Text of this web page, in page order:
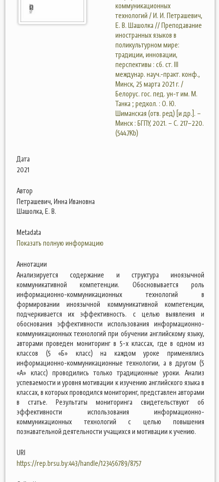
коммуникационных
технологий / И. И. Петрашевич,
Е. В. Шашолка // Преподавание
иностранных языков в
поликультурном мире:
традиции, инновации,
перспективы : сб. ст. III
междунар. науч.-практ. конф.,
Минск, 25 марта 2021 г. /
Белорус. гос. пед. ун-т им. М.
Танка ; редкол. : О. Ю.
Шиманская (отв. ред) [и др.]. –
Минск : БГПУ, 2021. – С. 217–220.
(544.7Kb)
Дата
2021
Автор
Петрашевич, Инна Ивановна
Шашолка, Е. В.
Metadata
Показать полную информацию
Аннотации
Анализируется содержание и структура иноязычной
коммуникативной компетенции. Обосновывается роль
информационно-коммуникационных технологий в
формировании иноязычной коммуникативной компетенции,
подчеркивается их эффективность. с целью выявления и
обоснования эффективности использования информационно-
коммуникационных технологий при обучении английскому языку,
авторами проведен мониторинг в 5-х классах, где в одном из
классов (5 «Б» класс) на каждом уроке применялись
информационно-коммуникационные технологии, а в другом (5
«А» класс) проводились только традиционные уроки. Анализ
успеваемости и уровня мотивации к изучению английского языка в
классах, в которых проводился мониторинг, представлен авторами
в статье. Результаты мониторинга свидетельствуют об
эффективности использования информационно-
коммуникационных технологий с целью повышения
познавательной деятельности учащихся и мотивации к учению.
URI
https://rep.brsu.by:443/handle/123456789/8757